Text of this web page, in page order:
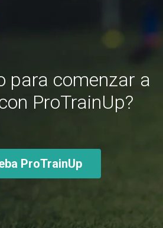
para comenzar a
ProTrainUp?
ProTrainUp